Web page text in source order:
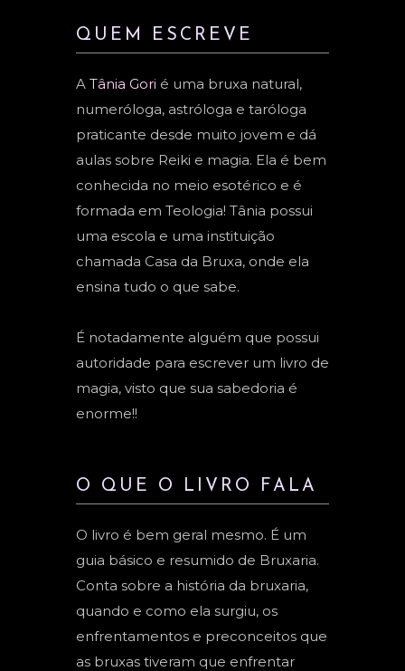
QUEM ESCREVE
A Tânia Gori é uma bruxa natural,
numeróloga, astróloga e taróloga
praticante desde muito jovem e dá
aulas sobre Reiki e magia. Ela é bem
conhecida no meio esotérico e é
formada em Teologia! Tânia possui
uma escola e uma instituição
chamada Casa da Bruxa, onde ela
ensina tudo o que sabe.
É notadamente alguém que possui
autoridade para escrever um livro de
magia, visto que sua sabedoria é
enorme!!
O QUE O LIVRO FALA
O livro é bem geral mesmo. É um
guia básico e resumido de Bruxaria.
Conta sobre a história da bruxaria,
quando e como ela surgiu, os
enfrentamentos e preconceitos que
as bruxas tiveram que enfrentar